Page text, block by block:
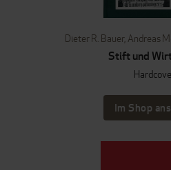
Dieter R. Bauer, Andreas
Stift und
Im Shop